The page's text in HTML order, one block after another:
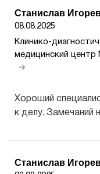
Станислав
08.08.2025
Клинико-
медицинский
Хороший
к делу. Замечаний
Станислав